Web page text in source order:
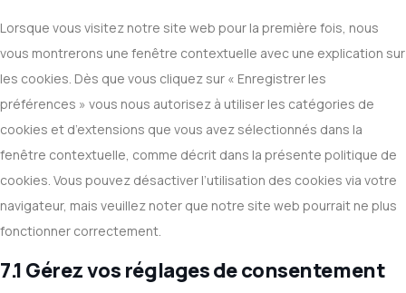
Lorsque vous visitez notre site web pour la première fois, nous
vous montrerons une fenêtre contextuelle avec une explication sur
les cookies. Dès que vous cliquez sur « Enregistrer les
préférences » vous nous autorisez à utiliser les catégories de
cookies et d’extensions que vous avez sélectionnés dans la
fenêtre contextuelle, comme décrit dans la présente politique de
cookies. Vous pouvez désactiver l’utilisation des cookies via votre
navigateur, mais veuillez noter que notre site web pourrait ne plus
fonctionner correctement.
7.1 Gérez vos réglages de consentement